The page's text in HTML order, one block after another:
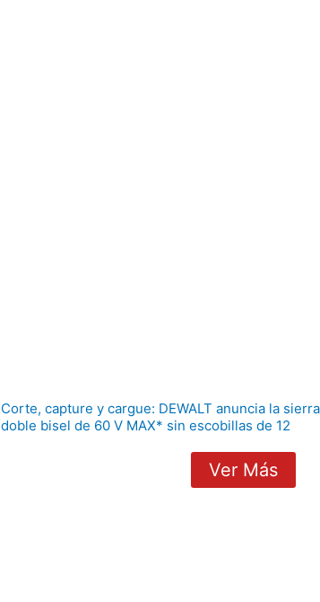
Corte, capture y cargue: DEWALT anuncia la
doble bisel de 60 V MAX* sin escobillas de 12
Ver Más